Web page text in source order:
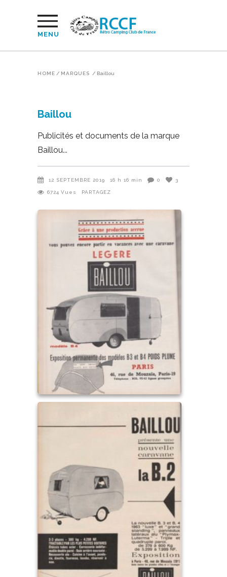
MENU
HOME / MARQUES / Baillou
Baillou
Publicités et documents de la marque
Baillou
12 SEPTEMBRE 2019 16 h 16 min 0 3
6724 Vues PARTAGEZ